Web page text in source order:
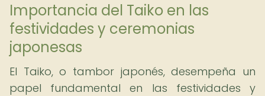
Importancia del Taiko en las
festividades y ceremonias
japonesas
El Taiko, o tambor japonés, desempeña un
papel fundamental en las festividades y